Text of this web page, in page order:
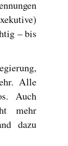
– bis
Alle
Auch
mehr
dazu